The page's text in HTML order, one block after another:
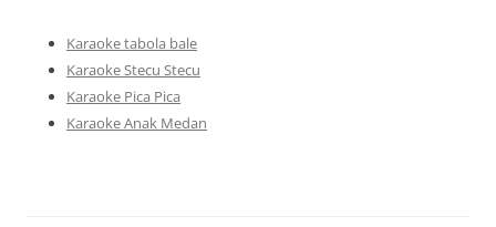
Karaoke tabola bale
Karaoke Stecu Stecu
Karaoke Pica Pica
Karaoke Anak Medan